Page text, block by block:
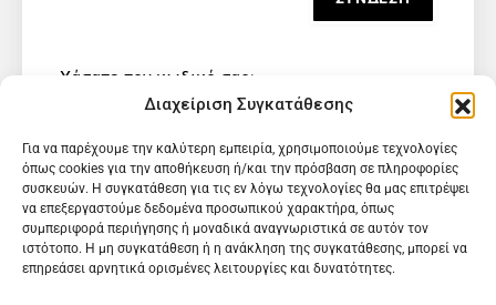
Διαχείριση Συγκατάθεσης
Για να παρέχουμε την καλύτερη εμπειρία, χρησιμοποιούμε τεχνολογίες
όπως cookies για την αποθήκευση ή/και την πρόσβαση σε πληροφορίες
συσκευών. Η συγκατάθεση για τις εν λόγω τεχνολογίες θα μας επιτρέψει
να επεξεργαστούμε δεδομένα προσωπικού χαρακτήρα, όπως
συμπεριφορά περιήγησης ή μοναδικά αναγνωριστικά σε αυτόν τον
ιστότοπο. Η μη συγκατάθεση ή η ανάκληση της συγκατάθεσης, μπορεί να
επηρεάσει αρνητικά ορισμένες λειτουργίες και δυνατότητες.
Χάσατε τον κωδικό σας;